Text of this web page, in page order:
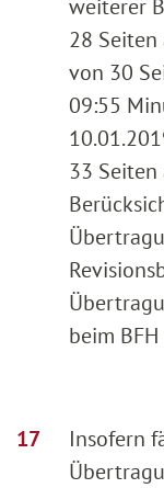
weiterer
28
von 30
09:55
33
beim
Insofern